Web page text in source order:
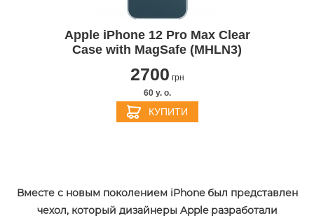
Apple iPhone 12 Pro Max Clear
Case with MagSafe (MHLN3)
2700 грн
60 y. о.
КУПИТИ
Вместе с новым поколением iPhone был представлен
чехол, который дизайнеры Apple разработали